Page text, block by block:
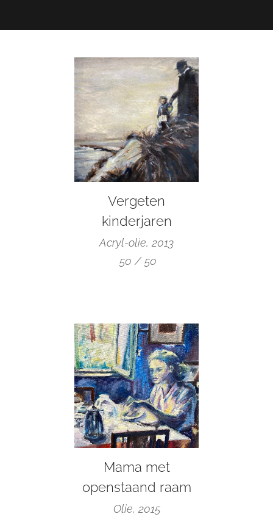
Vergeten
kinderjaren
Acryl-olie, 2013
50 / 50
Mama met
openstaand raam
Olie, 2015